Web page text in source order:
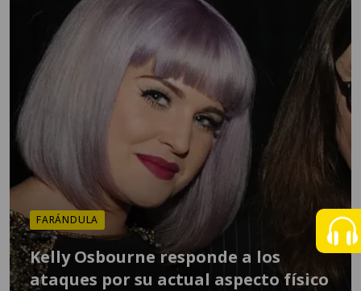
FARÁNDULA
Kelly Osbourne responde a los
ataques por su actual aspecto físico